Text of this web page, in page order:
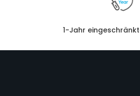
1-Jahr